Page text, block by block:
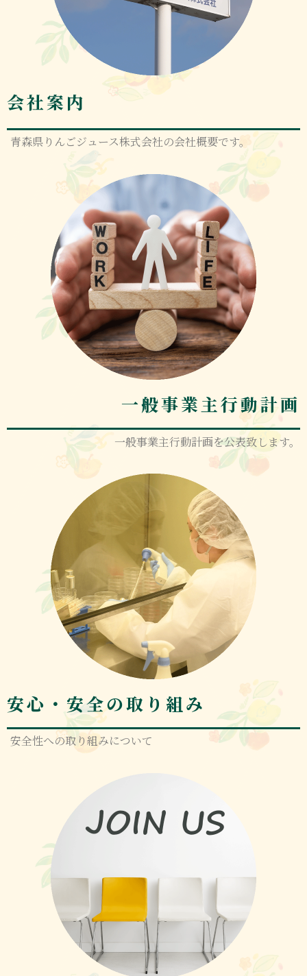
会社案内
青森県りんごジュース株式会社の会社概要です。
一般事業主行動計画
一般事業主行動計画を公表致します。
安心・安全の取り組み
安全性への取り組みについて